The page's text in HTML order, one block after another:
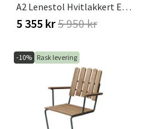
A2 Lenestol Hvitlakkert Eik / Svart Ramme
5 355 kr5 950 kr
-10% Rask levering